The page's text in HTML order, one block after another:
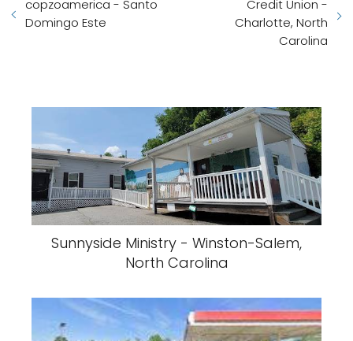
copzoamerica - Santo
Domingo Este
Credit Union -
Charlotte, North
Carolina
Sunnyside Ministry - Winston-Salem,
North Carolina